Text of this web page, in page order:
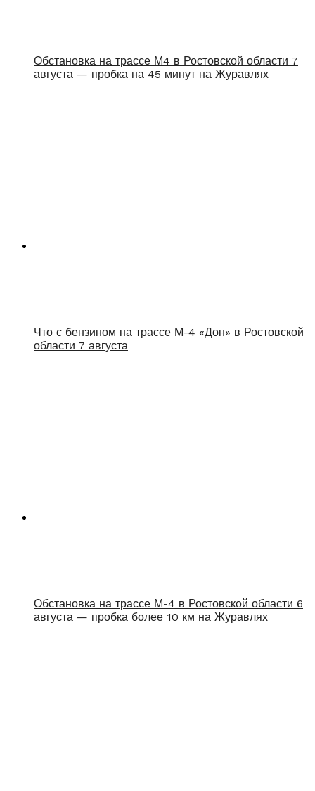
Обстановка на трассе М4 в Ростовской области 7
августа — пробка на 45 минут на Журавлях
Что с бензином на трассе М-4 «Дон» в Ростовской
области 7 августа
Обстановка на трассе М-4 в Ростовской области 6
августа — пробка более 10 км на Журавлях